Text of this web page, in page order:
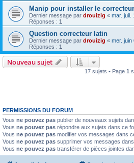
Manip pour installer le
Dernier message par drouizig « mar. juil.
Réponses : 1
Question correcteur latin
Dernier message par drouizig « mer. juin
Réponses : 1
Nouveau sujet
17 sujets • Page 1
PERMISSIONS DU FORUM
Vous ne pouvez pas publier de nouveaux sujets
Vous ne pouvez pas répondre aux sujets dans ce
Vous ne pouvez pas modifier vos messages dans
Vous ne pouvez pas supprimer vos messages
Vous ne pouvez pas transférer de pièces jointes